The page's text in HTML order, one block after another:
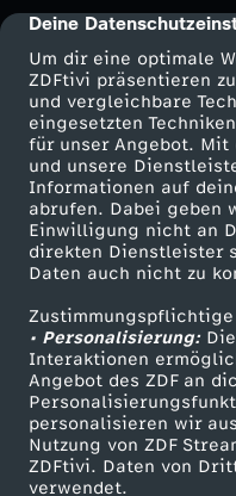
cmp-dialog-
Deine
Um dir eine optimale
ZDFtivi präsentieren
und vergleichbare
eingesetzten
für unser Angebot.
und unsere
Informationen auf
abrufen. Dabei geben
Einwilligung nicht an
direkten Dienstleister
Daten auch nicht zu
• Personalisierung:Die
Interaktionen
Angebot des ZDF an
personalisieren wir
Nutzung von ZDF
ZDFtivi. Daten von
verwendet.
f
D
f
o
r
d
e
r
t
Mehr ZDF
ZDF-Apps
Smart TV
ZDFtext
Livestreams
Sendungen A-Z
TV-Programm